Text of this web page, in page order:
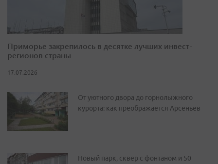
Приморье закрепилось в десятке лучших инвест-
регионов страны
17.07.2026
От уютного двора до горнолыжного
курорта: как преображается Арсеньев
Новый парк, сквер с фонтаном и 50